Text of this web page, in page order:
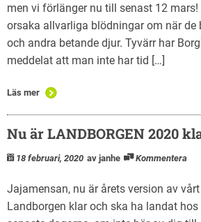
men vi förlänger nu till senast 12
orsaka allvarliga blödningar om när de
och andra betande djur. Tyvärr har
meddelat att man inte har tid […]
Läs mer
Nu är LANDBORGEN 2020
18 februari, 2020 av janhe Kommentera
Jajamensan, nu är årets version av
Landborgen klar och ska ha landat